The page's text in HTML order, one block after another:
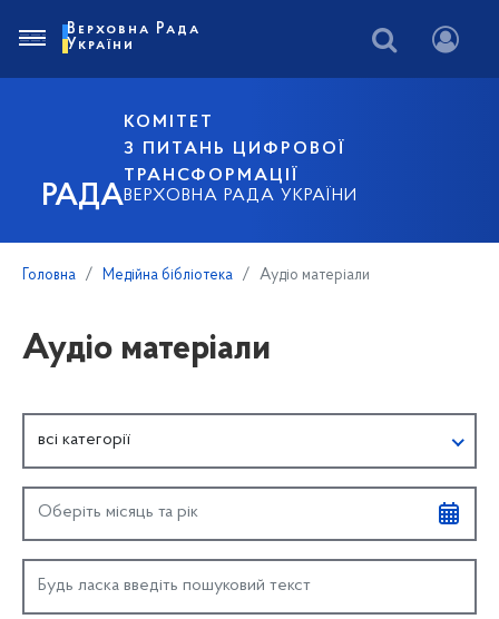
РАДА
КОМІТЕТ
З ПИТАНЬ ЦИФРОВОЇ
ТРАНСФОРМАЦІЇ
ВЕРХОВНА РАДА УКРАЇНИ
Верховна Рада
України
Головна Медійна бібліотека Аудіо матеріали
Аудіо матеріали
всі категорії